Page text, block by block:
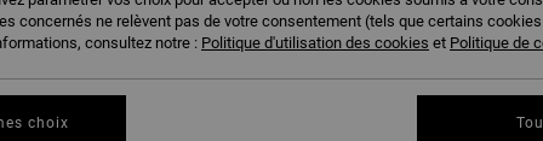
concernés ne relèvent pas de votre consentement (tels que certains
consultez notre : Politique d'utilisation des cookies et Politique de
choix